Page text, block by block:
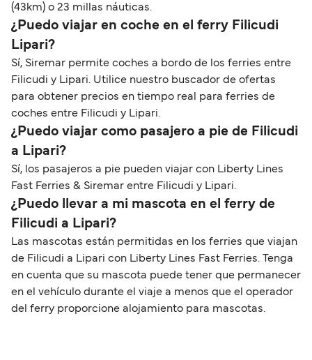
(43km) o 23 millas náuticas.
¿Puedo viajar en coche en el ferry Filicudi
Lipari?
Sí, Siremar permite coches a bordo de los ferries entre
Filicudi y Lipari. Utilice nuestro buscador de ofertas
para obtener precios en tiempo real para ferries de
coches entre Filicudi y Lipari.
¿Puedo viajar como pasajero a pie de Filicudi
a Lipari?
Sí, los pasajeros a pie pueden viajar con Liberty Lines
Fast Ferries & Siremar entre Filicudi y Lipari.
¿Puedo llevar a mi mascota en el ferry de
Filicudi a Lipari?
Las mascotas están permitidas en los ferries que viajan
de Filicudi a Lipari con Liberty Lines Fast Ferries. Tenga
en cuenta que su mascota puede tener que permanecer
en el vehículo durante el viaje a menos que el operador
del ferry proporcione alojamiento para mascotas.